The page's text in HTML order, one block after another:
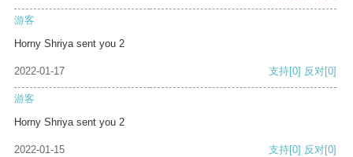
游客
Horny Shriya sent you 2
2022-01-17 支持[0] 反对[0]
游客
Horny Shriya sent you 2
2022-01-15 支持[0] 反对[0]